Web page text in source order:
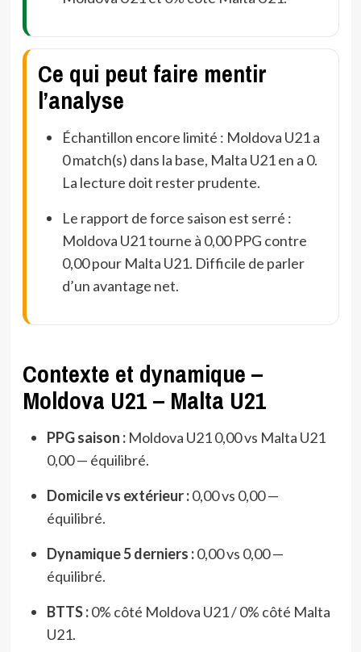
Ce qui peut faire mentir
l’analyse
Échantillon encore limité : Moldova U21 a
0 match(s) dans la base, Malta U21 en a 0.
La lecture doit rester prudente.
Le rapport de force saison est serré :
Moldova U21 tourne à 0,00 PPG contre
0,00 pour Malta U21. Difficile de parler
d’un avantage net.
Contexte et dynamique –
Moldova U21 – Malta U21
PPG saison :Moldova U21 0,00 vs Malta U21
0,00 — équilibré.
Domicile vs extérieur :0,00 vs 0,00 —
équilibré.
Dynamique 5 derniers :0,00 vs 0,00 —
équilibré.
BTTS :0% côté Moldova U21 / 0% côté Malta
U21.